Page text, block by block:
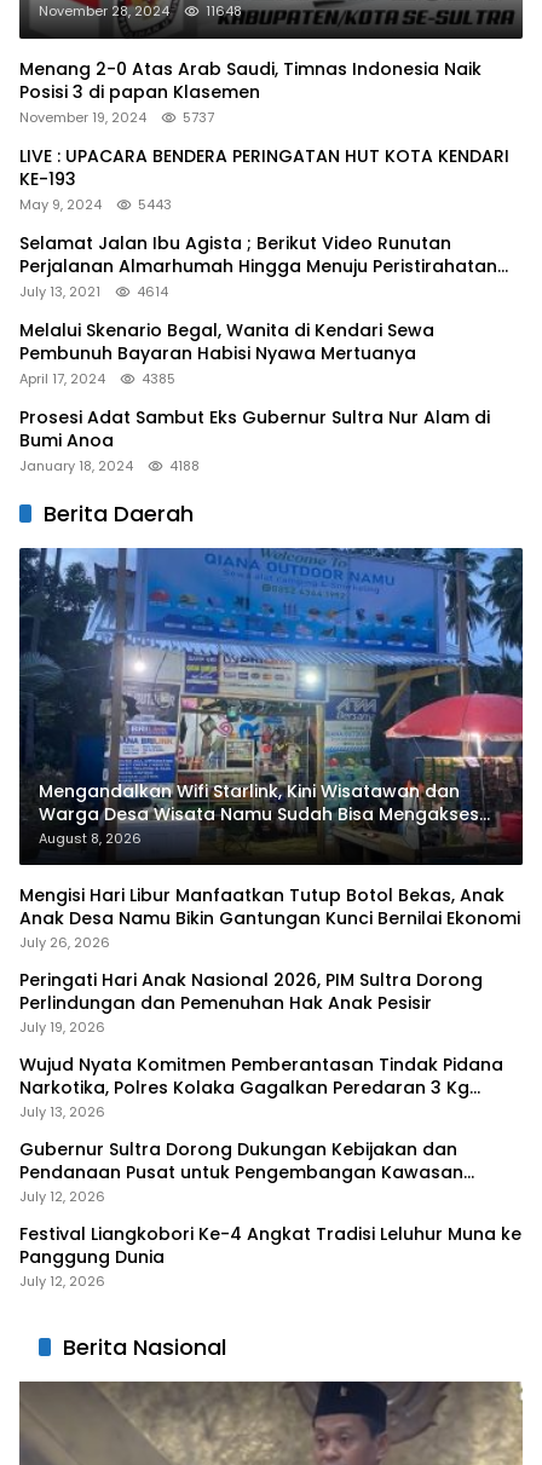
November 28, 2024 11648
Menang 2-0 Atas Arab Saudi, Timnas Indonesia Naik
Posisi 3 di papan Klasemen
November 19, 2024 5737
LIVE : UPACARA BENDERA PERINGATAN HUT KOTA KENDARI
KE-193
May 9, 2024 5443
Selamat Jalan Ibu Agista ; Berikut Video Runutan
Perjalanan Almarhumah Hingga Menuju Peristirahatan
Terakhir
July 13, 2021 4614
Melalui Skenario Begal, Wanita di Kendari Sewa
Pembunuh Bayaran Habisi Nyawa Mertuanya
April 17, 2024 4385
Prosesi Adat Sambut Eks Gubernur Sultra Nur Alam di
Bumi Anoa
January 18, 2024 4188
Berita Daerah
Mengandalkan Wifi Starlink, Kini Wisatawan dan
Warga Desa Wisata Namu Sudah Bisa Mengakses
Transaksi Digital
August 8, 2026
Mengisi Hari Libur Manfaatkan Tutup Botol Bekas, Anak
Anak Desa Namu Bikin Gantungan Kunci Bernilai Ekonomi
July 26, 2026
Peringati Hari Anak Nasional 2026, PIM Sultra Dorong
Perlindungan dan Pemenuhan Hak Anak Pesisir
July 19, 2026
Wujud Nyata Komitmen Pemberantasan Tindak Pidana
Narkotika, Polres Kolaka Gagalkan Peredaran 3 Kg
Sabu-Sabu
July 13, 2026
Gubernur Sultra Dorong Dukungan Kebijakan dan
Pendanaan Pusat untuk Pengembangan Kawasan
Liangkobhori
July 12, 2026
Festival Liangkobori Ke-4 Angkat Tradisi Leluhur Muna ke
Panggung Dunia
July 12, 2026
Berita Nasional